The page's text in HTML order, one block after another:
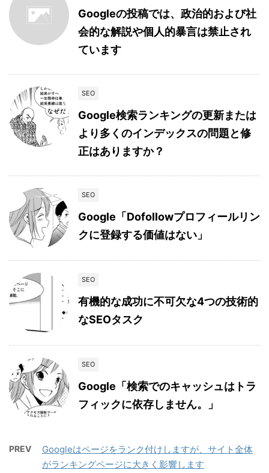
Googleの投稿では、政治的および社
会的な解説や個人的暴言は禁止され
ています
SEO
Google検索ランキングの更新または
より多くのインデックスの問題と修
正はありますか？
SEO
Google「Dofollowプロフィールリン
クに登録する価値はない」
SEO
有機的な成功に不可欠な4つの技術的
なSEOタスク
SEO
Google「検索でのキャッシュはトラ
フィックに依存しません。」
PREV
Googleはページをランク付けしますが、サイト全体
がランキングページに大きく影響します